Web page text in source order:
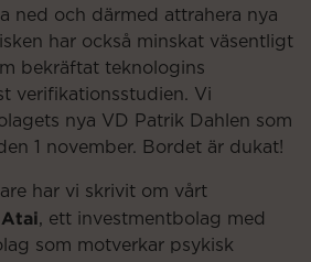
ned och därmed attrahera nya
har också minskat väsentligt
bekräftat teknologins
verifikationsstudien. Vi
nya VD Patrik Dahlen som
1 november. Bordet är dukat!
har vi skrivit om vårt
Atai, ett investmentbolag med
som motverkar psykisk